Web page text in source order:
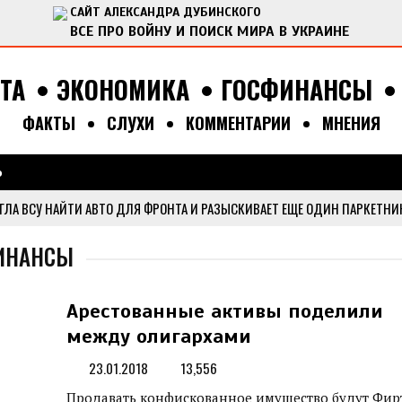
САЙТ АЛЕКСАНДРА ДУБИНСКОГО
ВСЕ ПРО ВОЙНУ И ПОИСК МИРА В УКРАИНЕ
ЭКОНОМИКА ГОСФИНАНСЫ
ФАКТЫ СЛУХИ КОММЕНТАРИИ МНЕНИЯ
Форма
ВСУ НАЙТИ АВТО ДЛЯ ФРОНТА И РАЗЫСКИВАЕТ ЕЩЕ ОДИН
ДОСТАВИЛА ГУМАНИТАРНУЮ ПОМОЩЬ В ОТДАЛЕННЫЕ СЕЛА
В НАЦПОЛИЦИЮ МНОГО ГУМАНИТАРНОЙ ПОМОЩИ ИЗ ИТАЛИИ...
ГУМАНИТАРНУЮ ПОМОЩЬ В СЕЛА БУЧАНСКОГО РАЙОНА
Арестованные активы поделили
между олигархами
23.01.2018 13,556
Продавать конфискованное имущество будут